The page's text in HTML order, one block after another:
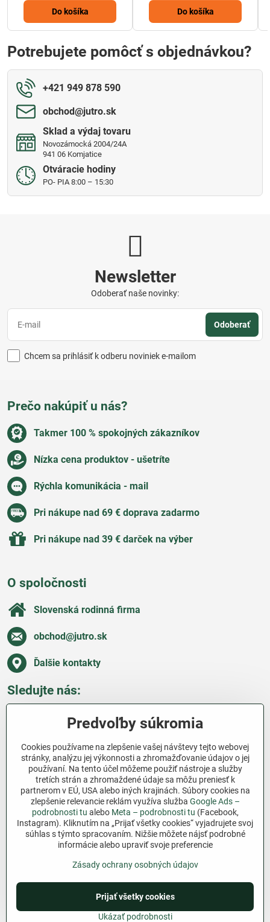
Do košíka Do košíka
Potrebujete pomôcť s objednávkou?
+421 949 878 590
obchod​@jutro​.sk
Sklad a výdaj tovaru
Novozámocká 2004/24A
941 06 Komjatice
Otváracie hodiny
PO- PIA 8:00 – 15:30
Newsletter
Odoberať naše novinky:
Odoberať
Chcem sa prihlásiť k odberu noviniek e-mailom
Prečo nakúpiť u nás?
Takmer 100 % spokojných zákazníkov
Nízka cena produktov - ušetríte
Rýchla komunikácia - mail
Pri nákupe nad 69 € doprava zadarmo
Pri nákupe nad 39 € darček na výber
O spoločnosti
Slovenská rodinná firma
obchod​@jutro​.sk
Ďalšie kontakty
Sledujte nás:
Všetko o nákupe
Ďakujeme za podporu
Sme slovenský e-shop bez dotácií​. Fungujeme len
vďaka vám – ľuďom, ktorí veria v poctivú prácu a
lásku k pôde​. Každý nákup na Jutro​.sk nám pomáha
pokračovať v tom, čo má zmysel – pomáhať
záhradkárom zadarmo a srdcom​.
©2026Copyright
Predvoľby súkromiaZásady ochrany osobných údajov
Podmienky používania
Predvoľby súkromia
Cookies používame na zlepšenie vašej návštevy tejto webovej
stránky, analýzu jej výkonnosti a zhromažďovanie údajov o jej
používaní. Na tento účel môžeme použiť nástroje a služby
tretích strán a zhromaždené údaje sa môžu preniesť k
partnerom v EÚ, USA alebo iných krajinách. Súbory cookies na
zlepšenie relevancie reklám využíva služba Google Ads –
podrobnosti tu alebo Meta – podrobnosti tu (Facebook,
Instagram). Kliknutím na „Prijať všetky cookies“ vyjadrujete svoj
súhlas s týmto spracovaním. Nižšie môžete nájsť podrobné
informácie alebo upraviť svoje preferencie
Zásady ochrany osobných údajov
Ukázať podrobnosti
Prijať všetky cookies